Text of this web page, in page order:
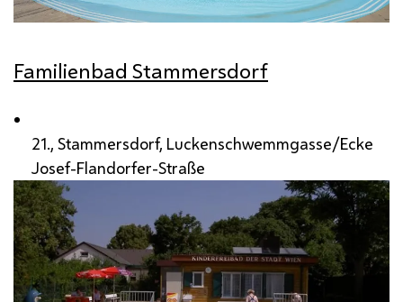
Familienbad Stammersdorf
21., Stammersdorf, Luckenschwemmgasse/Ecke
Josef-Flandorfer-Straße